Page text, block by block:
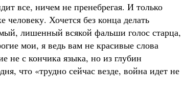
все, ничем не пренебрегая. И только
Хочется без конца делать
лишенный всякой фальши голос старца,
мои, я ведь вам не красивые слова
не с кончика языка, но из глубин
что «трудно сейчас везде, война идет не